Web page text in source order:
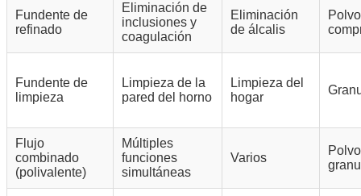
Fundente de
refinado
Eliminación de
inclusiones y
coagulación
Eliminación
de álcalis
Fundente de
limpieza
Limpieza de la
pared del horno
Limpieza del
hogar
Flujo
combinado
(polivalente)
Múltiples
funciones
simultáneas
Varios